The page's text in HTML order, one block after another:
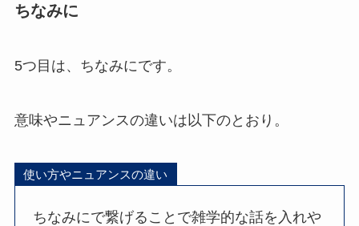
ちなみに
5つ目は、ちなみにです。
意味やニュアンスの違いは以下のとおり。
使い方やニュアンスの違い
ちなみにで繋げることで雑学的な話を入れや